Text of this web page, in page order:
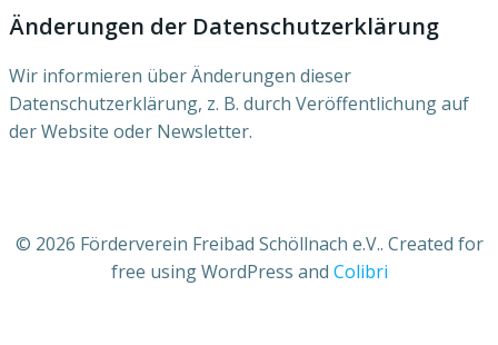
Änderungen der Datenschutzerklärung
Wir informieren über Änderungen dieser
Datenschutzerklärung, z. B. durch Veröffentlichung auf
der Website oder Newsletter.
© 2026 Förderverein Freibad Schöllnach e.V.. Created for
free using WordPress and Colibri